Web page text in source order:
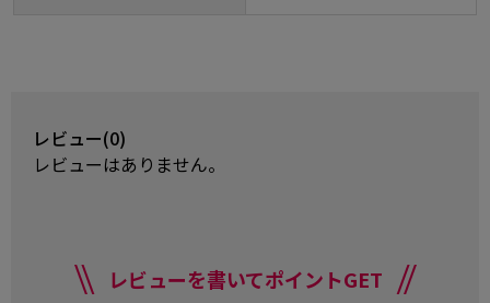
レビュー(0)
レビューはありません。
レビューを書いてポイントGET